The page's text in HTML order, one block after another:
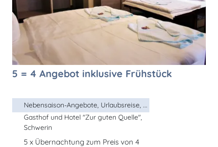
5 = 4 Angebot inklusive Frühstück
Nebensaison-Angebote, Urlaubsreise, ...
Gasthof und Hotel "Zur guten Quelle",
Schwerin
5 x Übernachtung zum Preis von 4